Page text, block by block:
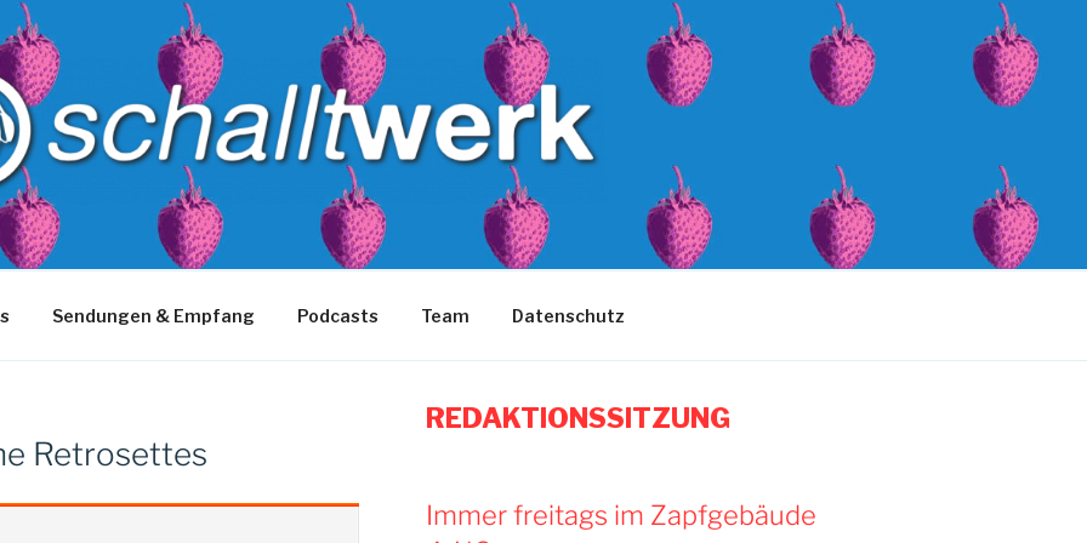
versum
Sendungen & Empfang Podcasts Team Datenschutz
Retrosettes
REDAKTIONSSITZUNG
Immer freitags im Zapfgebäude